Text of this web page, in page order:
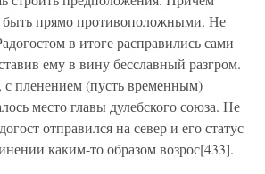
быть прямо противоположными. Не
в итоге расправились сами
ему в вину бесславный разгром.
пленением (пусть временным)
место главы дулебского союза. Не
отправился на север и его статус
каким-то образом возрос[433].